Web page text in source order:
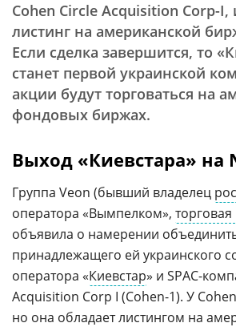
Cohen Circle Acquisition Corp-
листинг на американской
Если сделка завершится, то
станет первой украинской
акции будут торговаться на
фондовых биржах.
Выход «Киевстара» на
Группа Veon (бывший владелец
оператора «Вымпелком»,
объявила о намерении
принадлежащего ей украинского
оператора «Киевстар» и SPAC-
Acquisition Corp I (Cohen-1). У
но она обладает листингом на